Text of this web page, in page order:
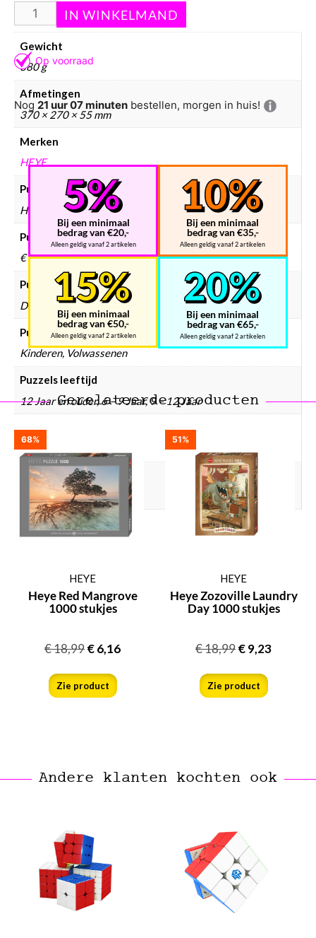
Aanvullende informatie
Gewicht
880 g
Afmetingen
370 × 270 × 55 mm
Merken
HEYE
Puzzels merken
Heye
Puzzels prijsklasse
€ 10 – € 25
Puzzels collectie
Dieren, Funky Zoo
Puzzels doelgroep
Kinderen, Volwassenen
Puzzels leeftijd
12 Jaar en ouder, 6 – 9 Jaar, 9 – 12 Jaar
Puzzel aantal stukjes
1000 stukjes
Puzzel gewicht
830 gram
Nog 21 uur 07 minuten bestellen, morgen in huis!
Bij een minimaal
bedrag van €20,-
Alleen geldig vanaf 2 artikelen
Bij een minimaal
bedrag van €35,-
Alleen geldig vanaf 2 artikelen
Bij een minimaal
bedrag van €50,-
Alleen geldig vanaf 2 artikelen
Bij een minimaal
bedrag van €65,-
Alleen geldig vanaf 2 artikelen
Gerelateerde producten
68%
HEYE
Heye Red Mangrove
1000 stukjes
€18,99€6,16
Zie product
51%
HEYE
Heye Zozoville Laundry
Day 1000 stukjes
€18,99€9,23
Zie product
Andere klanten kochten ook